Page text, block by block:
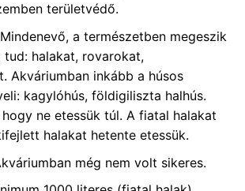
területvédő.
Mindenevő, a természetben megeszik
tud: halakat, rovarokat,
Akváriumban inkább a húsos
kagylóhús, földigiliszta halhús.
ne etessük túl. A fiatal halakat
halakat hetente etessük.
még nem volt sikeres.